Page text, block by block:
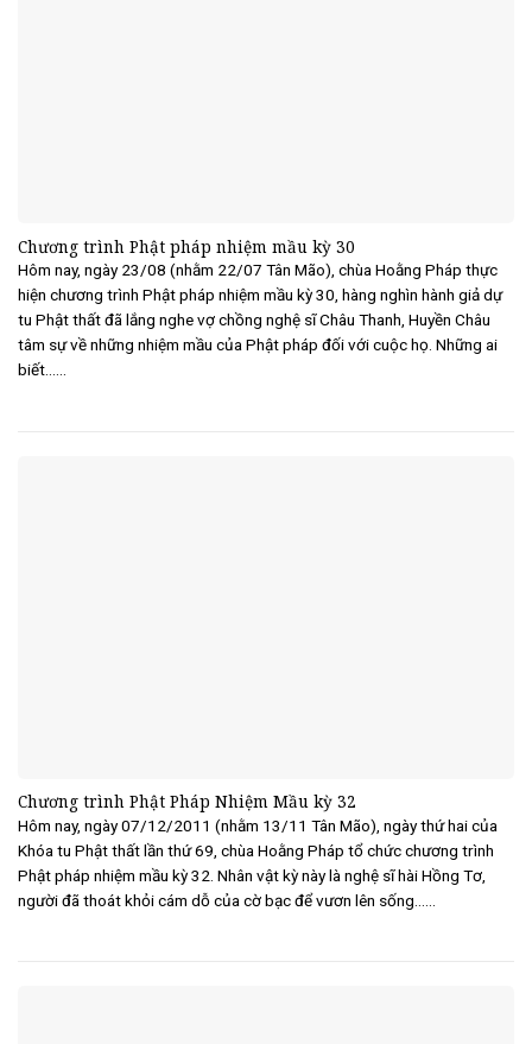
Chương trình Phật pháp nhiệm mầu kỳ 30
Hôm nay, ngày 23/08 (nhằm 22/07 Tân Mão), chùa Hoằng Pháp thực
hiện chương trình Phật pháp nhiệm mầu kỳ 30, hàng nghìn hành giả dự
tu Phật thất đã lắng nghe vợ chồng nghệ sĩ Châu Thanh, Huyền Châu
tâm sự về những nhiệm mầu của Phật pháp đối với cuộc họ. Những ai
biết......
Chương trình Phật Pháp Nhiệm Mầu kỳ 32
Hôm nay, ngày 07/12/2011 (nhằm 13/11 Tân Mão), ngày thứ hai của
Khóa tu Phật thất lần thứ 69, chùa Hoằng Pháp tổ chức chương trình
Phật pháp nhiệm mầu kỳ 32. Nhân vật kỳ này là nghệ sĩ hài Hồng Tơ,
người đã thoát khỏi cám dỗ của cờ bạc để vươn lên sống......